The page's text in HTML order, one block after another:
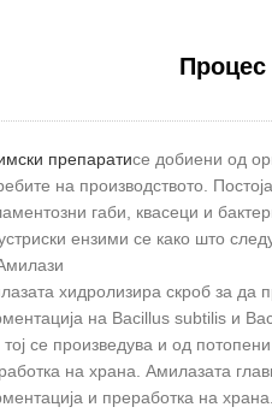
Процес
препаратисе добиени од
на производството.
габи, квасеци и
ензими се како што
хидролизира скроб за да
на Bacillus subtilis и
тој се произведува и од
на храна. Амилазата
и преработка на